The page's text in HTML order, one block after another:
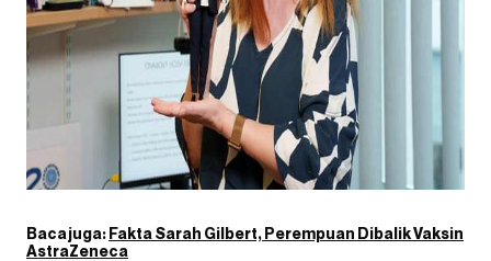
Baca juga:Fakta Sarah Gilbert, Perempuan Dibalik Vaksin
AstraZeneca